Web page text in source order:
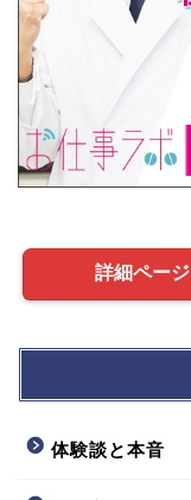
詳細ページ
体験談と本音